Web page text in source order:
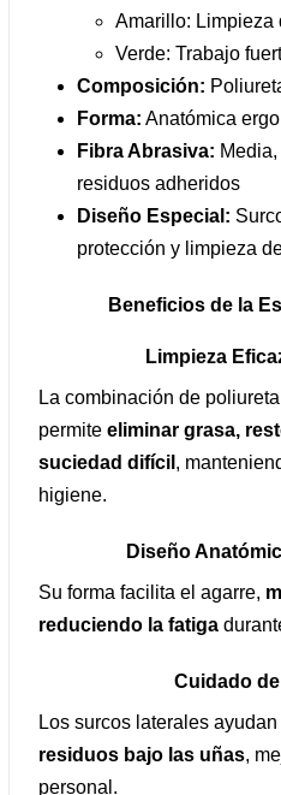
Amarillo: Limpieza
Verde: Trabajo
Composición:
Forma: Anatómica
Fibra Abrasiva:
residuos adheridos
Diseño Especial:
protección y limpieza
Beneficios de la
Limpieza
La combinación de
permite eliminar grasa,
suciedad difícil ,
higiene.
Diseño
Su forma facilita el agarre,
reduciendo la fatiga
Cuidado
Los surcos laterales ayudan
residuos bajo las uñas,
personal.